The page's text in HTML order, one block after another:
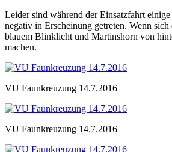
Leider sind während der Einsatzfahrt
negativ in Erscheinung getreten. Wenn
blauem Blinklicht und Martinshorn von
machen.
VU Faunkreuzung 14.7.2016
VU Faunkreuzung 14.7.2016